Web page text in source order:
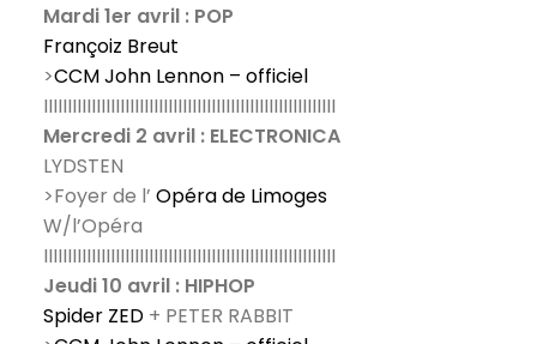
Mardi 1er avril : POP
Françoiz Breut
>CCM John Lennon – officiel
IIIIIIIIIIIIIIIIIIIIIIIIIIIIIIIIIIIIIIIIIIIIIIIIIIIIIIIIIIIII
Mercredi 2 avril : ELECTRONICA
LYDSTEN
>Foyer de l’ Opéra de Limoges
W/l’Opéra
IIIIIIIIIIIIIIIIIIIIIIIIIIIIIIIIIIIIIIIIIIIIIIIIIIIIIIIIIIIII
Jeudi 10 avril : HIPHOP
Spider ZED + PETER RABBIT